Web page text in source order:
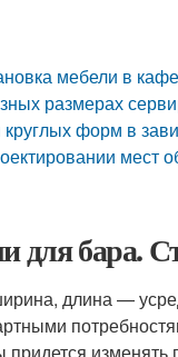
мебели в
размерах
форм в
мест
для бара.
длина —